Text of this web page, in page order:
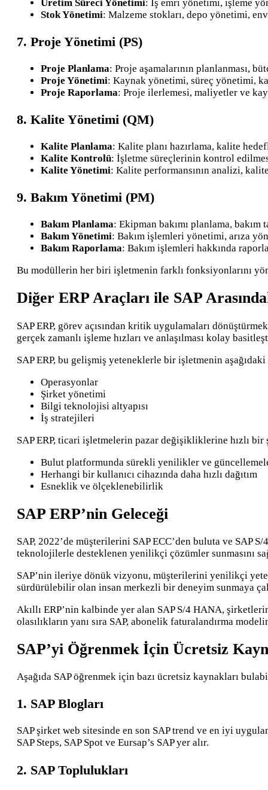
Üretim Süreci Yönetimi: İş emri yönetimi, işleme
Stok Yönetimi: Malzeme stokları, depo yönetimi,
7. Proje Yönetimi (PS)
Proje Planlama: Proje aşamalarının planlanması,
Proje Yönetimi: Kaynak yönetimi, süreç yönetimi,
Proje Raporlama: Proje ilerlemesi, maliyetler ve
8. Kalite Yönetimi (QM)
Kalite Planlama: Kalite planı hazırlama, kalite
Kalite Kontrolü: İşletme süreçlerinin kontrol
Kalite Yönetimi: Kalite performansının analizi,
9. Bakım Yönetimi (PM)
Bakım Planlama: Ekipman bakımı planlama,
Bakım Yönetimi: Bakım işlemleri yönetimi, arıza
Bakım Raporlama: Bakım işlemleri hakkında
Bu modüllerin her biri işletmenin farklı fonksiyonlarını
Diğer ERP Araçları ile SAP
SAP ERP, görev açısından kritik uygulamaları
gerçek zamanlı işleme hızları ve anlaşılması kolay
SAP ERP, bu gelişmiş yeteneklerle bir işletmenin
Operasyonlar
Şirket yönetimi
Bilgi teknolojisi altyapısı
İş stratejileri
SAP ERP, ticari işletmelerin pazar değişikliklerine hızlı
Bulut platformunda sürekli yenilikler ve
Herhangi bir kullanıcı cihazında daha hızlı dağıtım
Esneklik ve ölçeklenebilirlik
SAP ERP’nin Geleceği
SAP, 2022’de müşterilerini SAP ECC’den buluta ve SAP
teknolojilerle desteklenen yenilikçi çözümler sunmasını
SAP’nin ileriye dönük vizyonu, müşterilerini yenilikçi
sürdürülebilir olan insan merkezli bir deneyim sunmaya
Akıllı ERP’nin kalbinde yer alan SAP S/4 HANA,
olasılıkların yanı sıra SAP, abonelik faturalandırma
SAP’yi Öğrenmek İçin Ücretsiz
Aşağıda SAP öğrenmek için bazı ücretsiz kaynakları
1. SAP Blogları
SAP şirket web sitesinde en son SAP trend ve en iyi
SAP Steps, SAP Spot ve Eursap’s SAP yer alır.
2. SAP Toplulukları